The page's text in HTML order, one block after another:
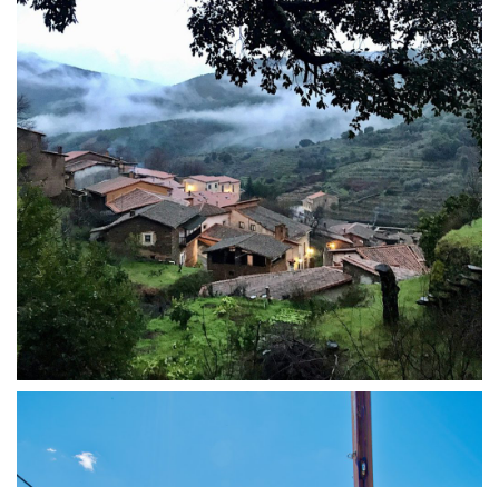
Descubriendo el Corazón de la Sierra
de Gata
RUTA 4X4 CON PICNIC + VISITA GUIADA A ROBLEDILLO DE
GATA + VISITA BODEGA + DEGUSTACIÓN ¡Descubre la
maravillosa joya escondida de Robledillo de Gata,
reconocido como uno de 'Los Pueblos Más Bonitos de
España'! Este encantador rincón detenido en el tiempo te
cautivará con su arquitectura típica y tradicional. Sus muros
de mampostería de [...]